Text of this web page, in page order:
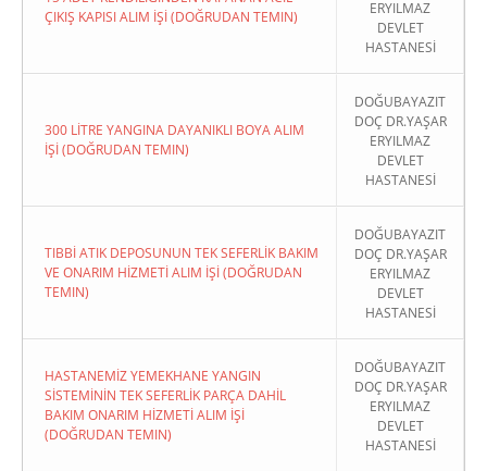
ÇIKIŞ KAPISI ALIM İŞİ (DOĞRUDAN TEMIN)
ERYILMAZ
DEVLET
HASTANESİ
300 LİTRE YANGINA DAYANIKLI BOYA ALIM
İŞİ (DOĞRUDAN TEMIN)
DOĞUBAYAZIT
DOÇ DR.YAŞAR
ERYILMAZ
DEVLET
HASTANESİ
TIBBİ ATIK DEPOSUNUN TEK SEFERLİK BAKIM
VE ONARIM HİZMETİ ALIM İŞİ (DOĞRUDAN
TEMIN)
DOĞUBAYAZIT
DOÇ DR.YAŞAR
ERYILMAZ
DEVLET
HASTANESİ
HASTANEMİZ YEMEKHANE YANGIN
SİSTEMİNİN TEK SEFERLİK PARÇA DAHİL
BAKIM ONARIM HİZMETİ ALIM İŞİ
(DOĞRUDAN TEMIN)
DOĞUBAYAZIT
DOÇ DR.YAŞAR
ERYILMAZ
DEVLET
HASTANESİ